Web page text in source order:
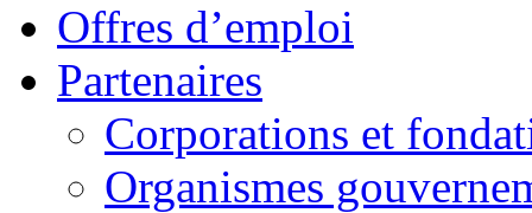
Offres d’emploi
Partenaires
Corporations et
Organismes